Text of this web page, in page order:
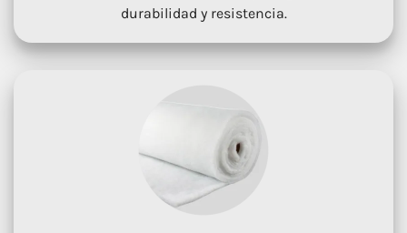
durabilidad y resistencia.